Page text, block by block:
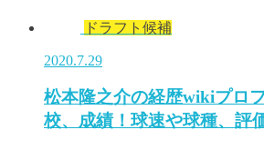
ドラフト候補
2020.7.29
松本隆之介の経歴wikiプロ
校、成績！球速や球種、評